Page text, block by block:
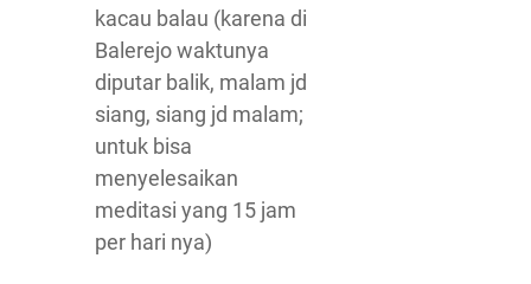
kacau balau (karena di
Balerejo waktunya
diputar balik, malam jd
siang, siang jd malam;
untuk bisa
menyelesaikan
meditasi yang 15 jam
per hari nya)